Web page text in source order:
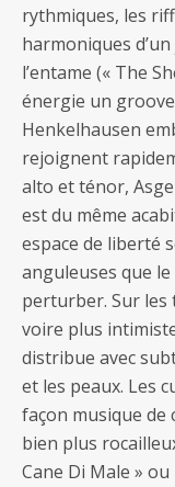
rythmiques, les
harmoniques
l’entame (« The
énergie un
Henkelhausen
rejoignent
alto et ténor,
est du même
espace de liberté
anguleuses que
perturber. Sur les
voire plus
distribue avec
et les peaux. Les
façon musique de
bien plus
Cane Di Male »